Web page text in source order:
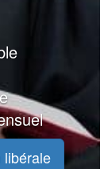
libérale